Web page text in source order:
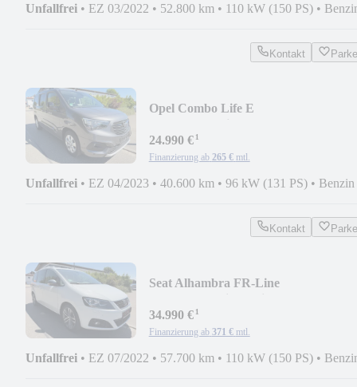
Unfallfrei • EZ 03/2022 • 52.800 km • 110 kW (150 PS) •
Kontakt
Opel Combo Life E
24.990 €¹
Finanzierung ab 265 € mtl.
Unfallfrei • EZ 04/2023 • 40.600 km • 96 kW (131 PS) • Benzin
Kontakt
Seat Alhambra FR-Line
34.990 €¹
Finanzierung ab 371 € mtl.
Unfallfrei • EZ 07/2022 • 57.700 km • 110 kW (150 PS) •